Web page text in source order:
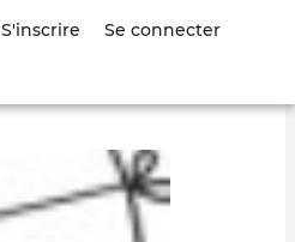
S'inscrire Se connecter